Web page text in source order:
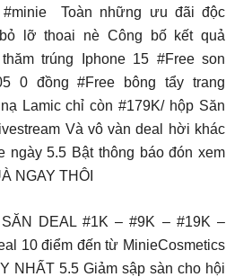
Toàn những ưu đãi độc
lỡ thoai nè Công bố kết quả
trúng Iphone 15 #Free son
0 đồng #Free bông tẩy trang
Lamic chỉ còn #179K/ hộp Săn
Và vô vàn deal hời khác
ngày 5.5 Bật thông báo đón xem
NGAY THÔI
DEAL #1K – #9K – #19K –
10 điểm đến từ MinieCosmetics
NHẤT 5.5 Giảm sập sàn cho hội